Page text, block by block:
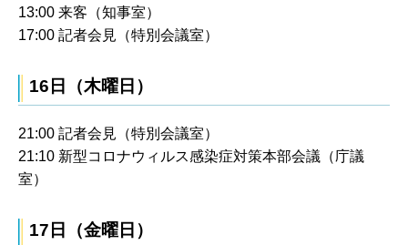
13:00 来客（知事室）
17:00 記者会見（特別会議室）
16日（木曜日）
21:00 記者会見（特別会議室）
21:10 新型コロナウィルス感染症対策本部会議（庁議
室）
17日（金曜日）